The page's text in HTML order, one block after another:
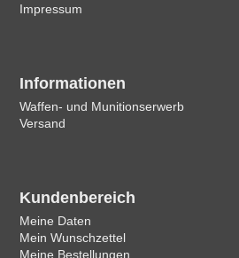
Impressum
Informationen
Waffen- und Munitionserwerb
Versand
Kundenbereich
Meine Daten
Mein Wunschzettel
Meine Bestellungen